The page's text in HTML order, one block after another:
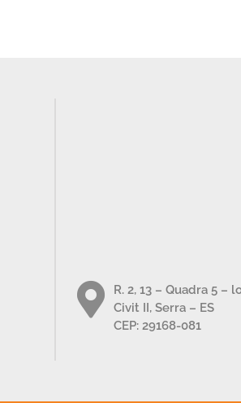
R. 2, 13 – Quadra 5 –
Civit II, Serra – ES
CEP: 29168-081